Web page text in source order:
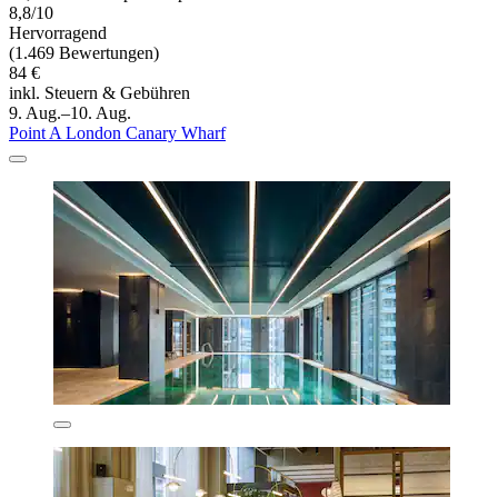
8,8/10
Hervorragend
(1.469 Bewertungen)
84 €
inkl. Steuern & Gebühren
9. Aug.–10. Aug.
Point A London Canary Wharf